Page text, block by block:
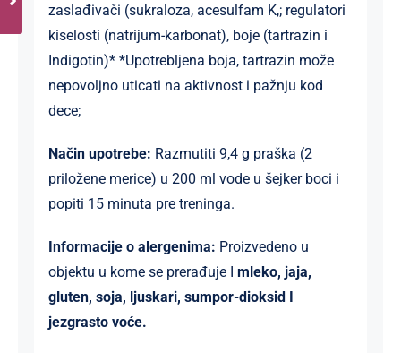
zaslađivači (sukraloza, acesulfam K,; regulatori
kiselosti (natrijum-karbonat), boje (tartrazin i
Indigotin)* *Upotrebljena boja, tartrazin može
nepovoljno uticati na aktivnost i pažnju kod
dece;
Način upotrebe: Razmutiti 9,4 g praška (2
priložene merice) u 200 ml vode u šejker boci i
popiti 15 minuta pre treninga.
Informacije o alergenima: Proizvedeno u
objektu u kome se prerađuje I mleko, jaja,
gluten, soja, ljuskari, sumpor-dioksid I
jezgrasto voće.